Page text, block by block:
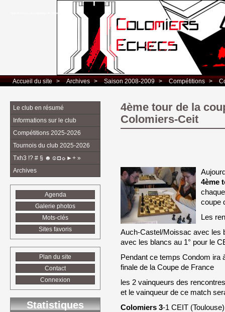
Club d’Echecs Léo Lagrange de Colomiers
Accueil du site > Archives > Saison 2008-2009 > Compétitions >
4ème tour de la
Colomiers-Ceit
4ème
coupe
Les
Auch-Castel/Moissac avec les
avec les blancs au 1° pour le
Pendant ce temps Condom ira
finale de la Coupe de France
les 2 vainqueurs des
et le vainqueur de ce match
Colomiers 3-1 CEIT (Toulouse)
Le club en résumé
Informations sur le club
Compétitions 2025-2026
Tournois du club 2025-2026
Txh3 !? # § ☻☺◘☼►+ »
Archives
Agenda
Galerie photos
Mots-clés
Sites favoris
Plan du site
Contact
Connexion
Statistiques